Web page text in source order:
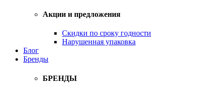
Акции и предложения
Скидки по сроку годности
Нарушенная упаковка
Блог
Бренды
БРЕНДЫ